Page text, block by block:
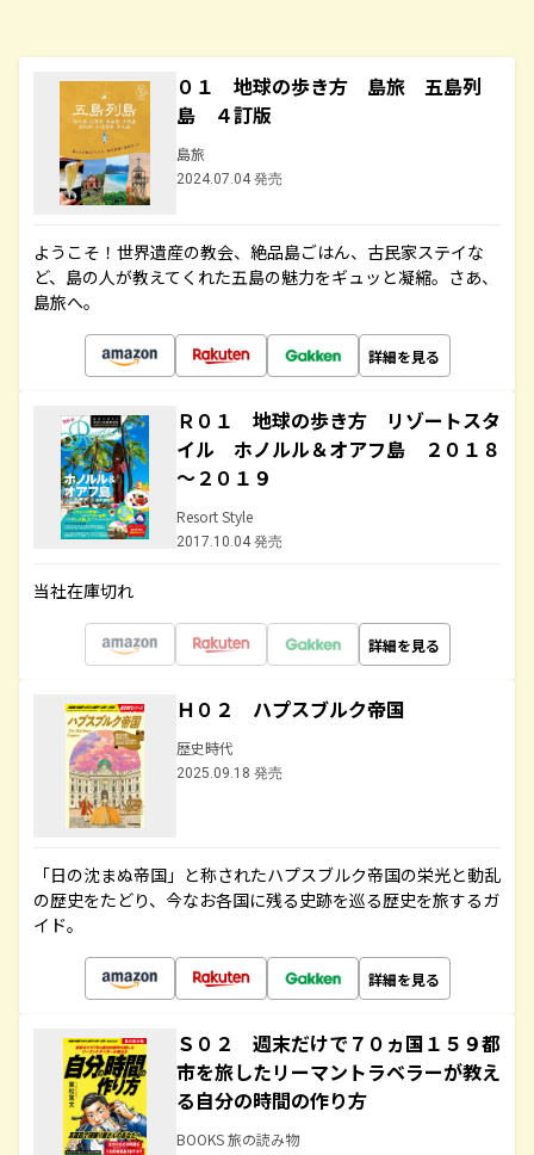
０１ 地球の歩き方 島旅 五島列
島 ４訂版
島旅
2024.07.04 発売
ようこそ！世界遺産の教会、絶品島ごはん、古民家ステイな
ど、島の人が教えてくれた五島の魅力をギュッと凝縮。さあ、
島旅へ。
詳細を見る
Ｒ０１ 地球の歩き方 リゾートスタ
イル ホノルル＆オアフ島 ２０１８
～２０１９
Resort Style
2017.10.04 発売
当社在庫切れ
詳細を見る
Ｈ０２ ハプスブルク帝国
歴史時代
2025.09.18 発売
「日の沈まぬ帝国」と称されたハプスブルク帝国の栄光と動乱
の歴史をたどり、今なお各国に残る史跡を巡る歴史を旅するガ
イド。
詳細を見る
Ｓ０２ 週末だけで７０ヵ国１５９都
市を旅したリーマントラベラーが教え
る自分の時間の作り方
BOOKS 旅の読み物